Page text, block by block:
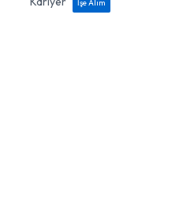
İşe Alım